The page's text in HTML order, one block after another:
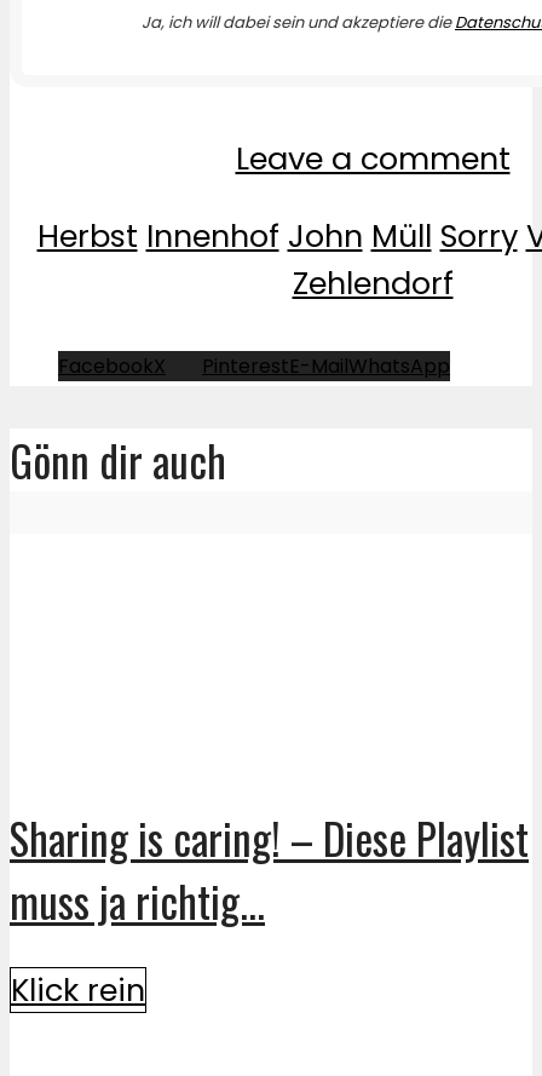
Ja, ich will dabei sein und akzeptiere die
Leave a comment
Herbst Innenhof John Müll Sorry
Zehlendorf
FacebookX PinterestE-MailWhatsApp
Gönn dir auch
Sharing is caring! – Diese Playlist
muss ja richtig...
Klick rein